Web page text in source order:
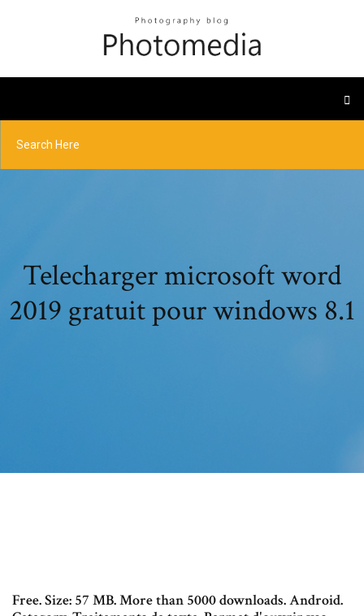
Telecharger microsoft word
2019 gratuit pour windows 8.1
Free. Size: 57 MB. More than 5000 downloads. Android.